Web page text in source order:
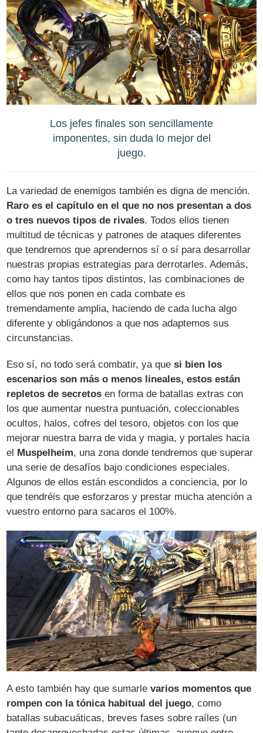
Los jefes finales son sencillamente
imponentes, sin duda lo mejor del
juego.
La variedad de enemigos también es digna de mención.
Raro es el capítulo en el que no nos presentan a dos
o tres nuevos tipos de rivales. Todos ellos tienen
multitud de técnicas y patrones de ataques diferentes
que tendremos que aprendernos sí o sí para desarrollar
nuestras propias estrategias para derrotarles. Además,
como hay tantos tipos distintos, las combinaciones de
ellos que nos ponen en cada combate es
tremendamente amplia, haciendo de cada lucha algo
diferente y obligándonos a que nos adaptemos sus
circunstancias.
Eso sí, no todo será combatir, ya quesi bien los
escenarios son más o menos lineales, estos están
repletos de secretos en forma de batallas extras con
los que aumentar nuestra puntuación, coleccionables
ocultos, halos, cofres del tesoro, objetos con los que
mejorar nuestra barra de vida y magia, y portales hacia
el Muspelheim, una zona donde tendremos que superar
una serie de desafíos bajo condiciones especiales.
Algunos de ellos están escondidos a conciencia, por lo
que tendréis que esforzaros y prestar mucha atención a
vuestro entorno para sacaros el 100%.
A esto también hay que sumarlevarios momentos que
rompen con la tónica habitual del juego, como
batallas subacuáticas, breves fases sobre raíles (un